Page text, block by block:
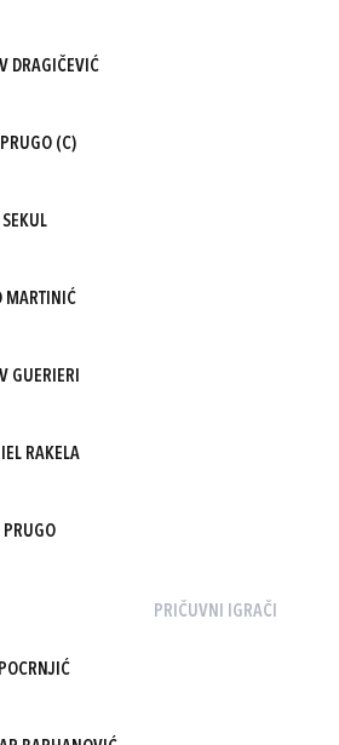
DRAGIČEVIĆ
(C)
MARTINIĆ
GUERIERI
RAKELA
PRUGO
PRIČUVNI IGRAČI